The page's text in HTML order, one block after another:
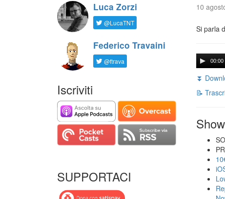
Luca Zorzi
@LucaTNT
Federico Travaini
@ftrava
Iscriviti
SUPPORTACI
10
Si parla
00:00
⏬
📝